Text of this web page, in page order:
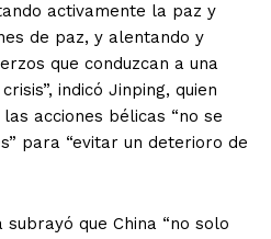
activamente la paz y
de paz, y alentando y
que conduzcan a una
indicó Jinping, quien
acciones bélicas “no se
para “evitar un deterioro de
que China “no solo